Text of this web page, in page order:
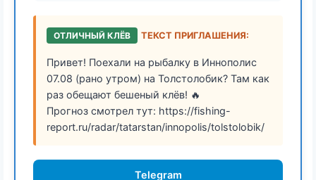
ОТЛИЧНЫЙ КЛЁВ ТЕКСТ ПРИГЛАШЕНИЯ:
Привет! Поехали на рыбалку в Иннополис
07.08 (рано утром) на Толстолобик? Там как
раз обещают бешеный клёв! 🔥
Прогноз смотрел тут: https://fishing-
report.ru/radar/tatarstan/innopolis/tolstolobik/
Telegram